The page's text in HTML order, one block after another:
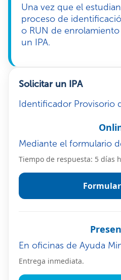
Una vez que el
proceso de
o RUN de
un IPA.
Solicitar un IPA
Identificador Provisorio
Mediante el formulario
Tiempo de respuesta: 5 días
En oficinas de Ayuda
Entrega inmediata.